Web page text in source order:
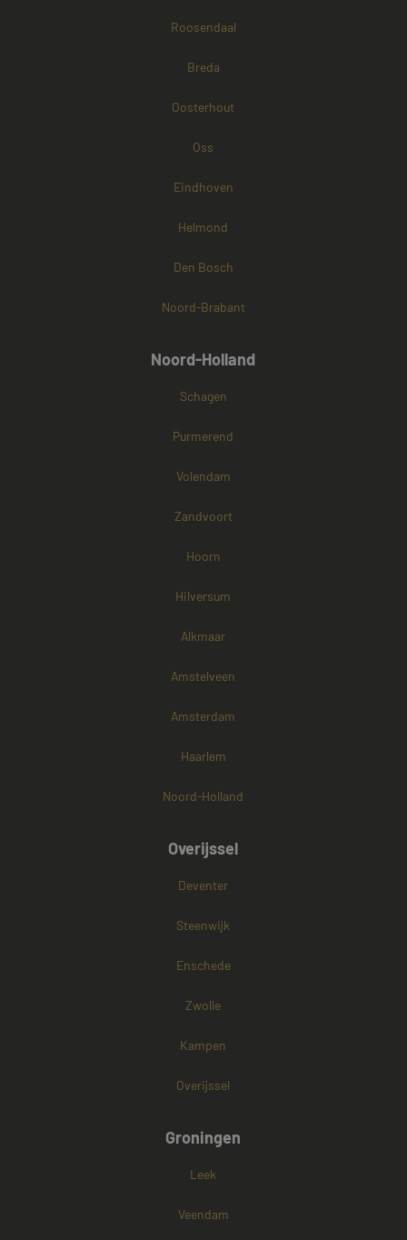
Roosendaal
Breda
Oosterhout
Oss
Eindhoven
Helmond
Den Bosch
Noord-Brabant
Noord-Holland
Schagen
Purmerend
Volendam
Zandvoort
Hoorn
Hilversum
Alkmaar
Amstelveen
Amsterdam
Haarlem
Noord-Holland
Overijssel
Deventer
Steenwijk
Enschede
Zwolle
Kampen
Overijssel
Groningen
Leek
Veendam